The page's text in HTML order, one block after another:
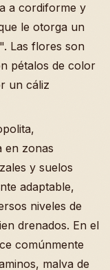
a cordiforme y
le otorga un
Las flores son
pétalos de color
un cáliz
en zonas
y suelos
adaptable,
niveles de
drenados. En el
comúnmente
malva de